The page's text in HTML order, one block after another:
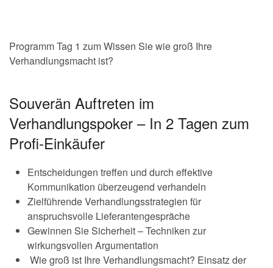
Programm Tag 1 zum Wissen Sie wie groß Ihre
Verhandlungsmacht ist?
Souverän Auftreten im
Verhandlungspoker – In 2 Tagen zum
Profi-Einkäufer
Entscheidungen treffen und durch effektive
Kommunikation überzeugend verhandeln
Zielführende Verhandlungsstrategien für
anspruchsvolle Lieferantengespräche
Gewinnen Sie Sicherheit – Techniken zur
wirkungsvollen Argumentation
Wie groß ist Ihre Verhandlungsmacht? Einsatz der